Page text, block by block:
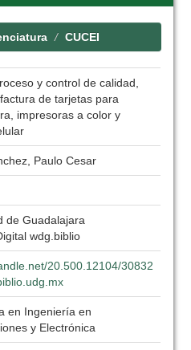
CUCEI
y control de calidad,
de tarjetas para
impresoras a color y
Paulo Cesar
de Guadalajara
wdg.biblio
20.500.12104/30832
en Ingeniería en
y Electrónica